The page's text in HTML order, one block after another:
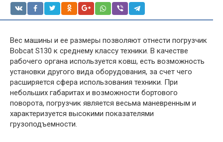
Вес машины и ее размеры позволяют отнести погрузчик
Bobcat S130 к среднему классу техники. В качестве
рабочего органа используется ковш, есть возможность
установки другого вида оборудования, за счет чего
расширяется сфера использования техники. При
небольших габаритах и возможности бортового
поворота, погрузчик является весьма маневренным и
характеризуется высокими показателями
грузоподъемности.